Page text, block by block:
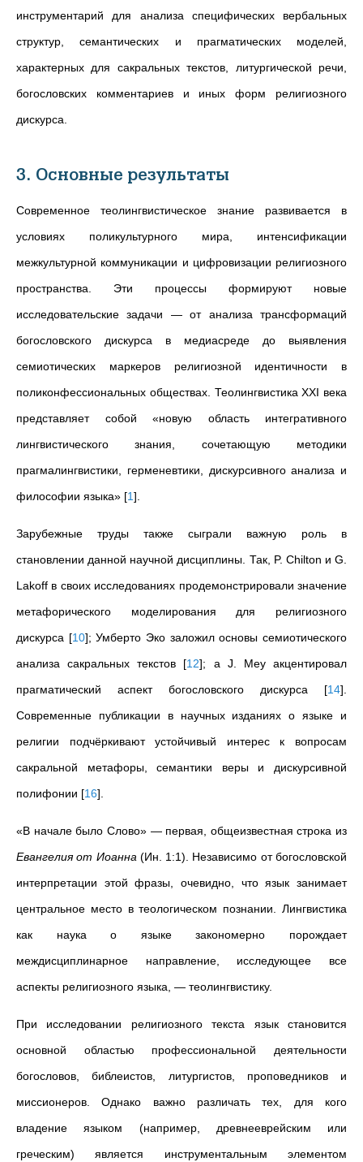
инструментарий для анализа специфических вербальных
структур, семантических и прагматических моделей,
характерных для сакральных текстов, литургической речи,
богословских комментариев и иных форм религиозного
дискурса.
3. Основные результаты
Современное теолингвистическое знание развивается в
условиях поликультурного мира, интенсификации
межкультурной коммуникации и цифровизации религиозного
пространства. Эти процессы формируют новые
исследовательские задачи — от анализа трансформаций
богословского дискурса в медиасреде до выявления
семиотических маркеров религиозной идентичности в
поликонфессиональных обществах. Теолингвистика XXI века
представляет собой «новую область интегративного
лингвистического знания, сочетающую методики
прагмалингвистики, герменевтики, дискурсивного анализа и
философии языка» [1]
Зарубежные труды также сыграли важную роль в
становлении данной научной дисциплины. Так, P. Chilton и G.
Lakoff в своих исследованиях продемонстрировали значение
метафорического моделирования для религиозного
дискурса [10]; Умберто Эко заложил основы семиотического
анализа сакральных текстов [12]; а J. Mey акцентировал
прагматический аспект богословского дискурса [14]
Современные публикации в научных изданиях о языке и
религии подчёркивают устойчивый интерес к вопросам
сакральной метафоры, семантики веры и дискурсивной
полифонии [16]
«В начале было Слово» — первая, общеизвестная строка из
Евангелия от Иоанна (Ин. 1:1). Независимо от богословской
интерпретации этой фразы, очевидно, что язык занимает
центральное место в теологическом познании. Лингвистика
как наука о языке закономерно порождает
междисциплинарное направление, исследующее все
аспекты религиозного языка, — теолингвистику.
При исследовании религиозного текста язык становится
основной областью профессиональной деятельности
богословов, библеистов, литургистов, проповедников и
миссионеров. Однако важно различать тех, для кого
владение языком (например, древнееврейским или
греческим) является инструментальным элементом